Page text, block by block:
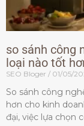
so sánh công
loại nào tốt
SEO Bloger 01/05/
So sánh công
hơn cho kinh
đại, việc lựa chọn